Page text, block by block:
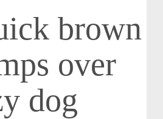
brown
over
dog